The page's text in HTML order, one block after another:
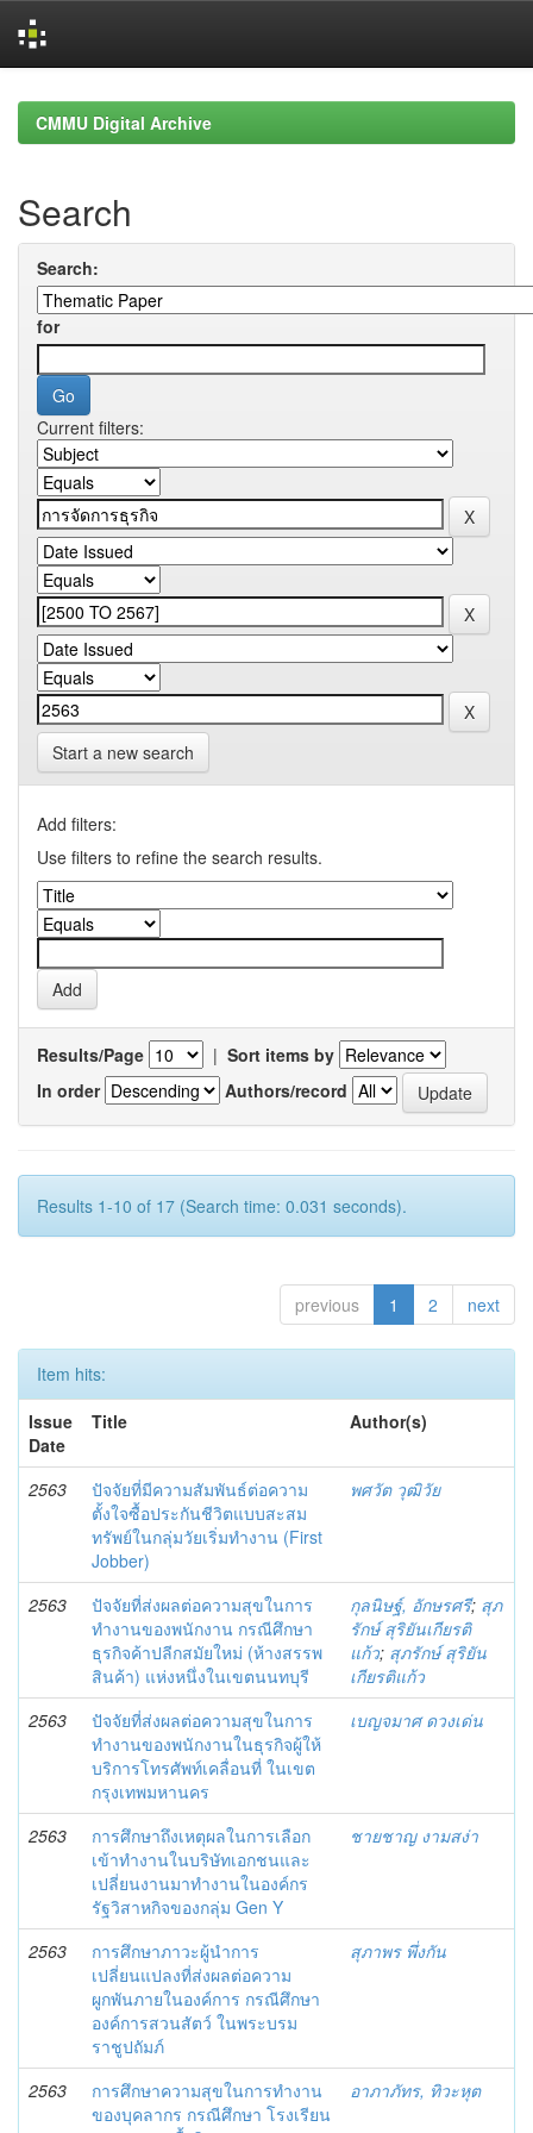
navigationCMMU Digital Archive
Search
Search:
for
Current filters:
Start a new search
Add filters:
Use filters to refine the search results.
Results/Page | Sort items by
In order
Authors/record
Results 1-10 of 17 (Search time: 0.031 seconds).
previous 1 2 next
Item hits:
Issue
Date
Title Author(s)
2563
ปัจจัยที่มีความสัมพันธ์ต่อความ
ตั้งใจซื้อประกันชีวิตแบบสะสม
ทรัพย์ในกลุ่มวัยเริ่มทำงาน (First
Jobber)
พศวัต วุฒิวัย
2563
ปัจจัยที่ส่งผลต่อความสุขในการ
ทำงานของพนักงาน กรณีศึกษา
ธุรกิจค้าปลีกสมัยใหม่ (ห้างสรรพ
สินค้า) แห่งหนึ่งในเขตนนทบุรี
กุลนิษฐ์, อักษรศรี; สุภ
รักษ์ สุริยันเกียรติ
แก้ว; สุภรักษ์ สุริยัน
เกียรติแก้ว
2563
ปัจจัยที่ส่งผลต่อความสุขในการ
ทำงานของพนักงานในธุรกิจผู้ให้
บริการโทรศัพท์เคลื่อนที่ ในเขต
กรุงเทพมหานคร
เบญจมาศ ดวงเด่น
2563
การศึกษาถึงเหตุผลในการเลือก
เข้าทำงานในบริษัทเอกชนและ
เปลี่ยนงานมาทำงานในองค์กร
รัฐวิสาหกิจของกลุ่ม Gen Y
ชายชาญ งามสง่า
2563
การศึกษาภาวะผู้นำการ
เปลี่ยนแปลงที่ส่งผลต่อความ
ผูกพันภายในองค์การ กรณีศึกษา
องค์การสวนสัตว์ ในพระบรม
ราชูปถัมภ์
สุภาพร พึ่งกัน
2563
การศึกษาความสุขในการทำงาน
ของบุคลากร กรณีศึกษา โรงเรียน
อาภาภัทร, ทิวะหุต